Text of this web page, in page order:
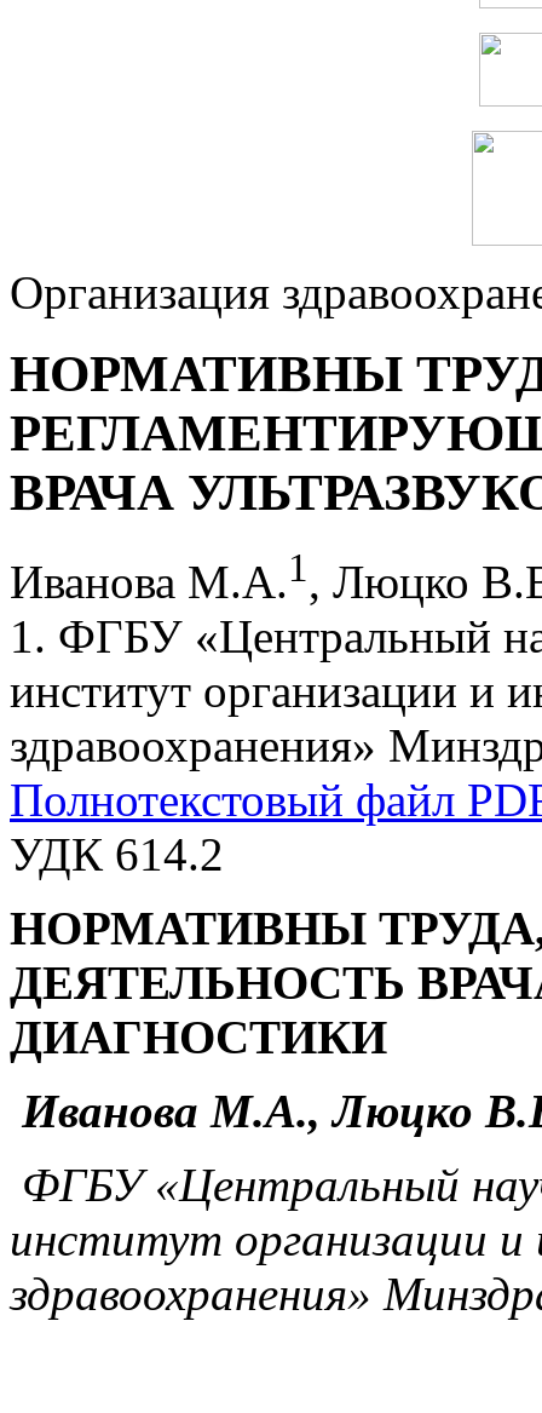
Организация
НОРМАТИВНЫ
ВРАЧА
Иванова М.А.1, Люцко
1. ФГБУ «Центральный
институт организации и
здравоохранения»
Полнотекстовый файл
УДК 614.2
НОРМАТИВНЫ
ДЕЯТЕЛЬНОСТЬ
ДИАГНОСТИКИ
Иванова М.А., Люцко
ФГБУ «Центральный
институт организации
здравоохранения»